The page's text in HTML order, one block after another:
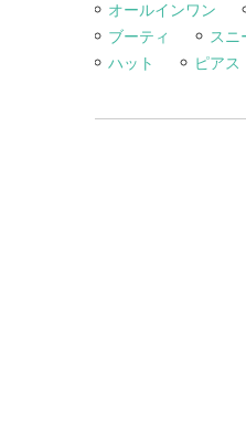
オールインワン
ブーティ
スニ
ハット
ピアス